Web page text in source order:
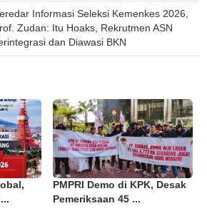
Informasi Seleksi Kemenkes 2026,
Zudan: Itu Hoaks, Rekrutmen ASN
dan Diawasi BKN
PMPRI Demo di KPK, Desak
Pemeriksaan 45 ...